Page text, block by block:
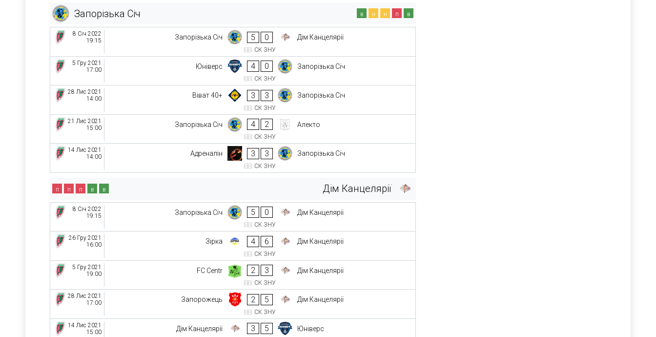
Запорізька Січ
в н н п в
8 Січ 2022
19:15
Запорізька Січ 5 0 Дім Канцелярії
СК ЗНУ
5 Гру 2021
17:00
Юніверс 4 0 Запорізька Січ
СК ЗНУ
28 Лис 2021
14:00
Віват 40+ 3 3 Запорізька Січ
СК ЗНУ
21 Лис 2021
15:00
Запорізька Січ 4 2 Алекто
СК ЗНУ
14 Лис 2021
14:00
Адреналін 3 3 Запорізька Січ
СК ЗНУ
Дім Канцелярії
п п п в в
8 Січ 2022
19:15
Запорізька Січ 5 0 Дім Канцелярії
СК ЗНУ
26 Гру 2021
16:00
Зірка 4 6 Дім Канцелярії
СК ЗНУ
5 Гру 2021
19:00
FC Centr 2 3 Дім Канцелярії
СК ЗНУ
28 Лис 2021
17:00
Запорожець 2 5 Дім Канцелярії
СК ЗНУ
14 Лис 2021
15:00
Дім Канцелярії 3 5 Юніверс